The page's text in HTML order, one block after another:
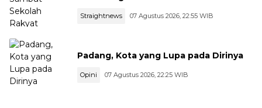
Straightnews 07 Agustus 2026, 22:55 WIB
Padang, Kota yang Lupa pada Dirinya
Opini 07 Agustus 2026, 22:25 WIB